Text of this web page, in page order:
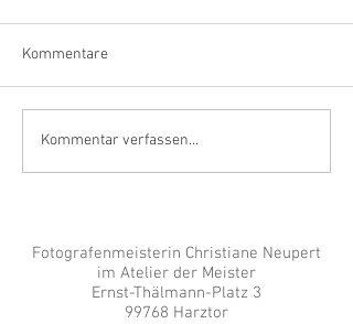
Ein Grund zum Feiern
Kommentare
Kommentar verfassen...
Fotografenmeisterin Christiane Neupert
im Atelier der Meister
Ernst-Thälmann-Platz 3
99768 Harztor